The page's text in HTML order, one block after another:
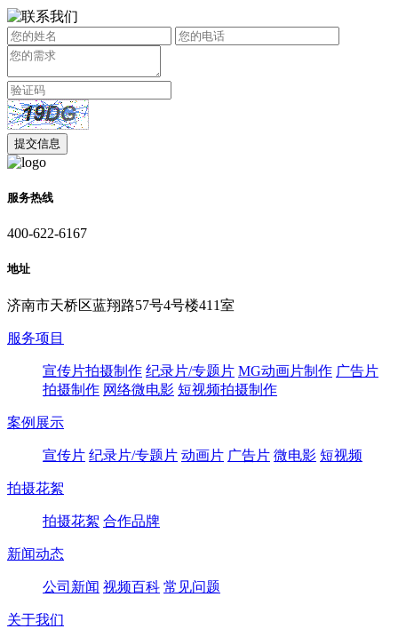
服务热线
400-622-6167
地址
济南市天桥区蓝翔路57号4号楼411室
服务项目
宣传片拍摄制作 纪录片/专题片 MG动画片制作 广告片
拍摄制作 网络微电影 短视频拍摄制作
案例展示
宣传片 纪录片/专题片 动画片 广告片 微电影 短视频
拍摄花絮
拍摄花絮 合作品牌
新闻动态
公司新闻 视频百科 常见问题
关于我们